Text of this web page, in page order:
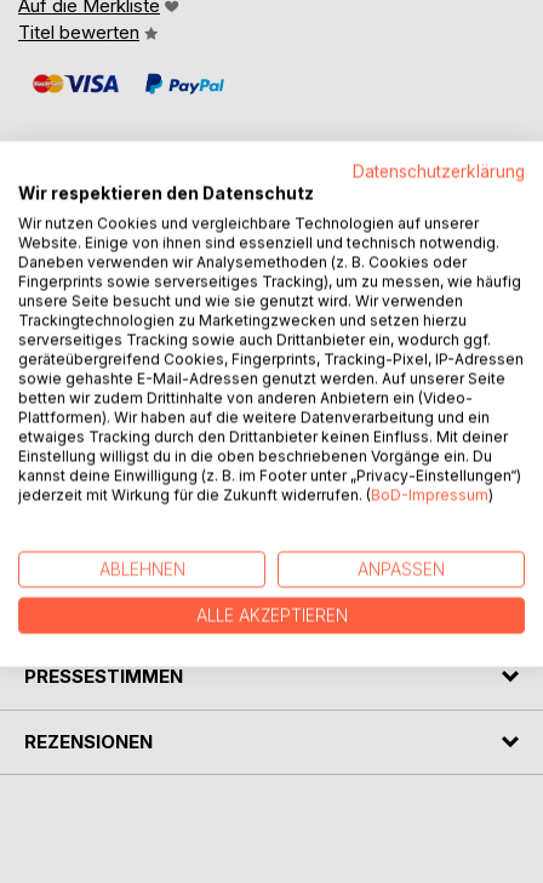
Auf die Merkliste
Titel bewerten
BESCHREIBUNG
Motorradreisen und Abenteuer
An einem kalten Winterabend in Bratislava reift eine
Erzählung unter Motorrad begeisterten, ein neues
Abenteuer von Michael Fauth. Eine Reiseerzählung mit dem
Motorrad in ein anderes fremdes Europa. Die Karpaten,
wilde Bergregionen im Osten Europas. Eine
Reisegeschichte von Deutschland über Österreich,
Slowakei, Ungarn, Rumänien, Bulgarien, Serbien und der
Ukraine. Wilde Strecken durch die Waldkarpaten, den
PRESSESTIMMEN
REZENSIONEN
Datenschutzerklärung
Wir respektieren den Datenschutz
Wir nutzen Cookies und vergleichbare Technologien auf unserer
Website. Einige von ihnen sind essenziell und technisch notwendig.
Daneben verwenden wir Analysemethoden (z. B. Cookies oder
Fingerprints sowie serverseitiges Tracking), um zu messen, wie häufig
unsere Seite besucht und wie sie genutzt wird. Wir verwenden
Trackingtechnologien zu Marketingzwecken und setzen hierzu
serverseitiges Tracking sowie auch Drittanbieter ein, wodurch ggf.
geräteübergreifend Cookies, Fingerprints, Tracking-Pixel, IP-Adressen
sowie gehashte E-Mail-Adressen genutzt werden. Auf unserer Seite
betten wir zudem Drittinhalte von anderen Anbietern ein (Video-
Plattformen). Wir haben auf die weitere Datenverarbeitung und ein
etwaiges Tracking durch den Drittanbieter keinen Einfluss. Mit deiner
Einstellung willigst du in die oben beschriebenen Vorgänge ein. Du
kannst deine Einwilligung (z. B. im Footer unter „Privacy-Einstellungen“)
jederzeit mit Wirkung für die Zukunft widerrufen. (BoD-Impressum)
ABLEHNEN ANPASSEN
ALLE AKZEPTIEREN